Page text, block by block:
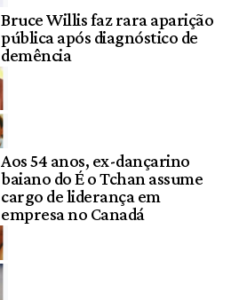
Bruce Willis faz rara aparição
pública após diagnóstico de
demência
Aos 54 anos, ex-dançarino
baiano do É o Tchan assume
cargo de liderança em
empresa no Canadá